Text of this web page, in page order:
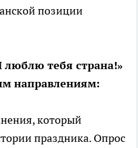
позиции
тебя страна!»
направлениям:
который
праздника. Опрос